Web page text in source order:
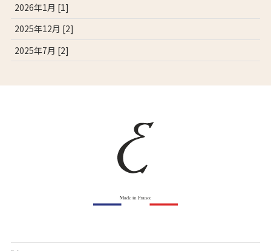
2026年1月 [1]
2025年12月 [2]
2025年7月 [2]